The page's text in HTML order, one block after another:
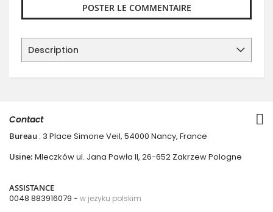
POSTER LE COMMENTAIRE
Description
Contact
Bureau : 3 Place Simone Veil, 54000 Nancy, France
Usine: Mleczków ul. Jana Pawła II, 26-652 Zakrzew Pologne
ASSISTANCE
0048 883916079 - w jezyku polskim